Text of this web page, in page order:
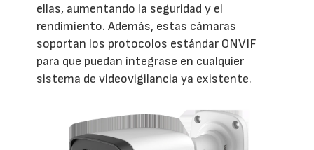
ellas, aumentando la seguridad y el
rendimiento. Además, estas cámaras
soportan los protocolos estándar ONVIF
para que puedan integrase en cualquier
sistema de videovigilancia ya existente.